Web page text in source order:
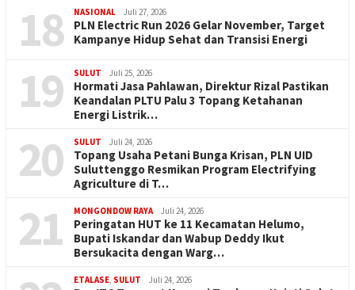
18 NASIONAL Juli 27, 2026
PLN Electric Run 2026 Gelar November, Target
Kampanye Hidup Sehat dan Transisi Energi
19 SULUT Juli 25, 2026
Hormati Jasa Pahlawan, Direktur Rizal Pastikan
Keandalan PLTU Palu 3 Topang Ketahanan
Energi Listrik…
20 SULUT Juli 24, 2026
Topang Usaha Petani Bunga Krisan, PLN UID
Suluttenggo Resmikan Program Electrifying
Agriculture di T…
21 MONGONDOW RAYA Juli 24, 2026
Peringatan HUT ke 11 Kecamatan Helumo,
Bupati Iskandar dan Wabup Deddy Ikut
Bersukacita dengan Warg…
ETALASE, SULUT Juli 24, 2026